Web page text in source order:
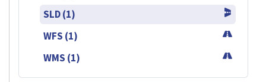
SLD (1)
WFS (1)
WMS (1)